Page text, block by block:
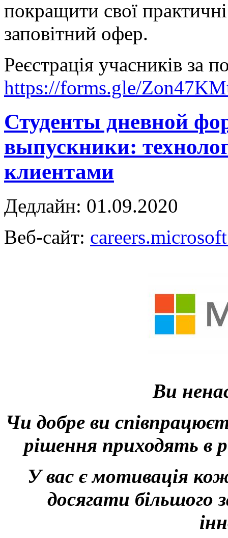
покращити свої
заповітний офер.
Реєстрація учасників за
https://forms.gle/
Студенты дневной
выпускники:
клиентами
Дедлайн: 01.09.2020
Веб-сайт:
Ви
Чи добре ви
рішення приходять в
У вас є мотивація
досягати більшого